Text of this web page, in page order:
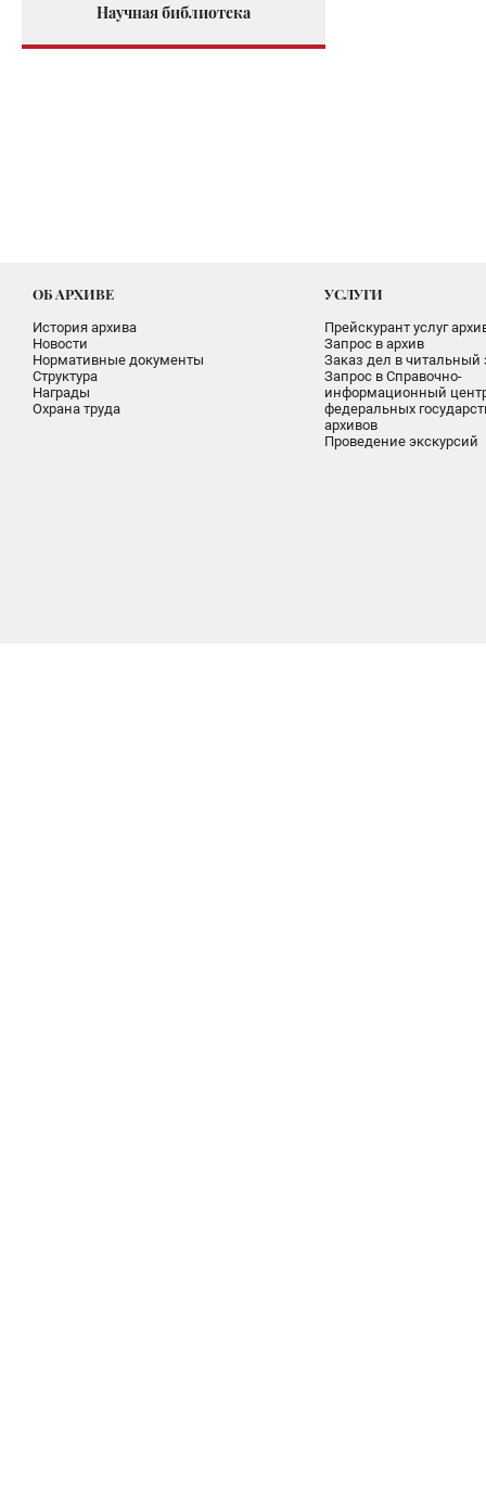
Научная библиотека
ОБ АРХИВЕ
История архива
Новости
Нормативные документы
Структура
Награды
Охрана труда
УСЛУГИ
Прейскурант услуг
Запрос в архив
Заказ дел в читальный
Запрос в Справочно-
информационный
федеральных
архивов
Проведение экскурсий